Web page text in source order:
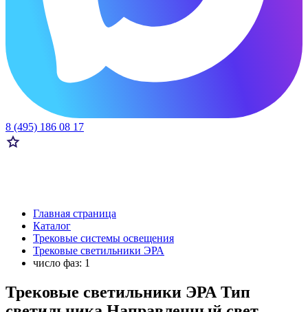
8 (495) 186 08 17
Главная страница
Каталог
Трековые системы освещения
Трековые светильники ЭРА
число фаз: 1
Трековые светильники ЭРА Тип